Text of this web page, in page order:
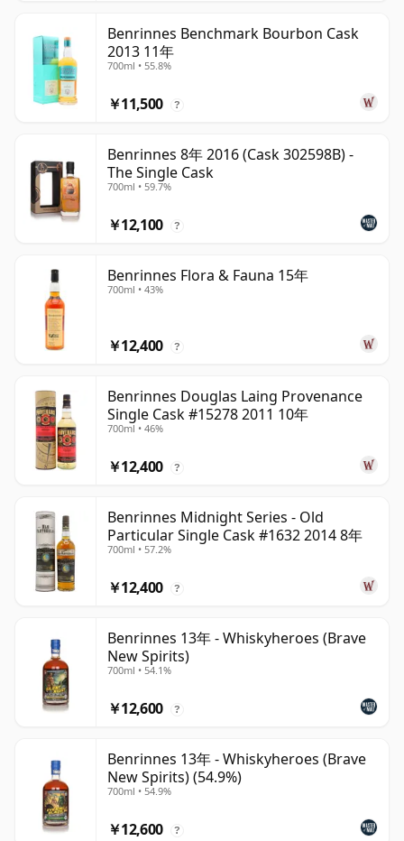
Benrinnes Benchmark Bourbon Cask
2013 11年
700ml • 55.8%
￥11,500 ?
Benrinnes 8年 2016 (Cask 302598B) -
The Single Cask
700ml • 59.7%
￥12,100 ?
Benrinnes Flora & Fauna 15年
700ml • 43%
￥12,400 ?
Benrinnes Douglas Laing Provenance
Single Cask #15278 2011 10年
700ml • 46%
￥12,400 ?
Benrinnes Midnight Series - Old
Particular Single Cask #1632 2014 8年
700ml • 57.2%
￥12,400 ?
Benrinnes 13年 - Whiskyheroes (Brave
New Spirits)
700ml • 54.1%
￥12,600 ?
Benrinnes 13年 - Whiskyheroes (Brave
New Spirits) (54.9%)
700ml • 54.9%
￥12,600 ?